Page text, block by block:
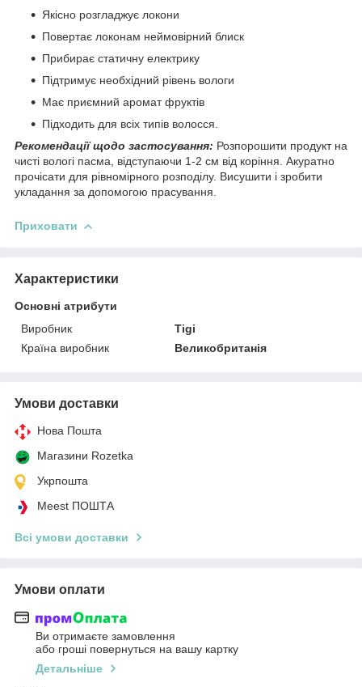
Якісно розгладжує локони
Повертає локонам неймовірний блиск
Прибирає статичну електрику
Підтримує необхідний рівень вологи
Має приємний аромат фруктів
Підходить для всіх типів волосся.
Рекомендації щодо застосування: Розпорошити продукт на
чисті вологі пасма, відступаючи 1-2 см від коріння. Акуратно
прочісати для рівномірного розподілу. Висушити і зробити
укладання за допомогою прасування.
Приховати
Характеристики
Основні атрибути
Виробник
Tigi
Країна виробник
Великобританія
Умови доставки
Нова Пошта
Магазини Rozetka
Укрпошта
Meest ПОШТА
Всі умови доставки
Умови оплати
Ви отримаєте замовлення
або гроші повернуться на вашу картку
Детальніше